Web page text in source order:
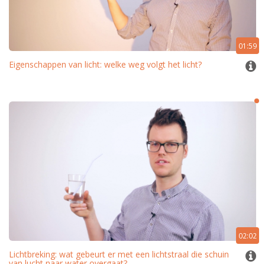
01:59
Eigenschappen van licht: welke weg volgt het licht?
02:02
Lichtbreking: wat gebeurt er met een lichtstraal die schuin